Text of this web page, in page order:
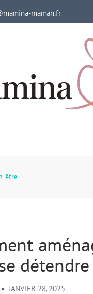
maman.fr
être
détendre
JANVIER 28, 2025